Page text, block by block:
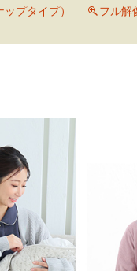
プタイプ）
フル解